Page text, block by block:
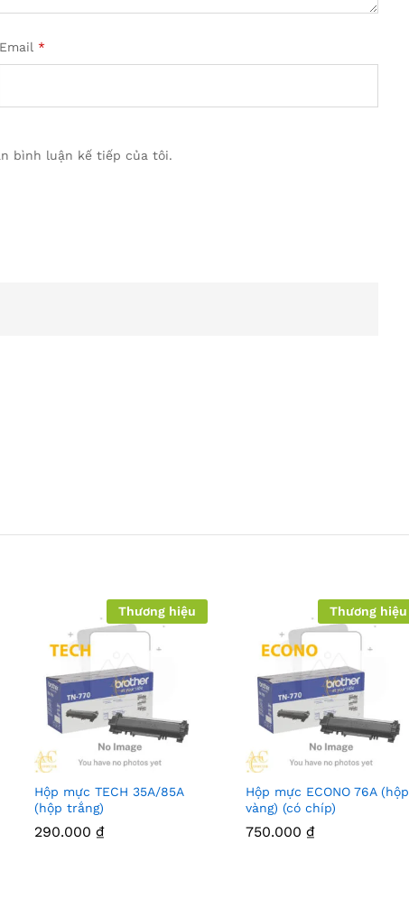
Email *
bình luận kế tiếp của tôi.
Thương hiệu
Hộp mực TECH 35A/85A
(hộp trắng)
290.000 ₫
Thương hiệu
Hộp mực ECONO 76A (hộp
vàng) (có chíp)
750.000 ₫